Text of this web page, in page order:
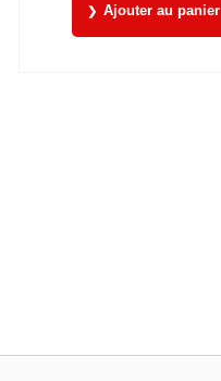
Ajouter au panier